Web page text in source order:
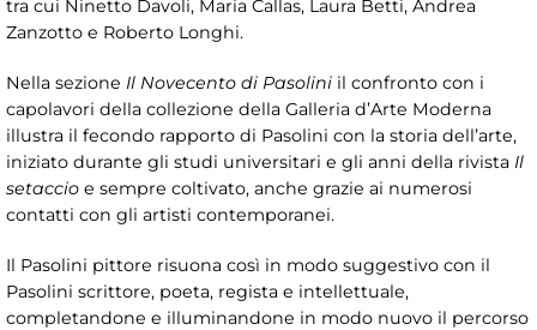
tra cui Ninetto Davoli, Maria Callas, Laura Betti, Andrea
Zanzotto e Roberto Longhi.
Nella sezione Il Novecento di Pasolini il confronto con i
capolavori della collezione della Galleria d’Arte Moderna
illustra il fecondo rapporto di Pasolini con la storia dell’arte,
iniziato durante gli studi universitari e gli anni della rivista Il
setaccio e sempre coltivato, anche grazie ai numerosi
contatti con gli artisti contemporanei.
Il Pasolini pittore risuona così in modo suggestivo con il
Pasolini scrittore, poeta, regista e intellettuale,
completandone e illuminandone in modo nuovo il percorso